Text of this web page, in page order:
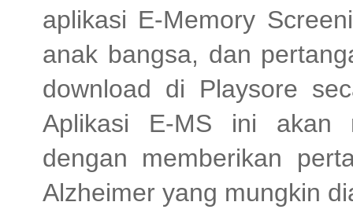
aplikasi E-Memory
anak bangsa, dan
download di Playsore
Aplikasi E-MS ini akan
dengan memberikan
Alzheimer yang mungkin